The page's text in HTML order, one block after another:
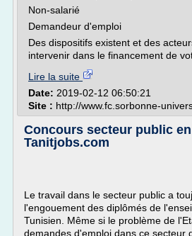
Non-salarié
Demandeur d'emploi
Des dispositifs existent et des
intervenir dans le financement de
Lire la suite
Date: 2019-02-12 06:50:21
Site : http://www.fc.sorbonne-
Concours secteur public en
Tanitjobs.com
Le travail dans le secteur public a
l'engouement des diplômés de
Tunisien. Même si le problème de
demandes d'emploi dans ce secteur